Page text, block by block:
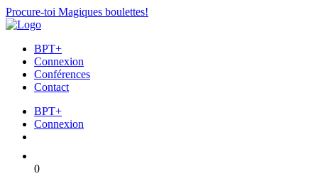
Procure-toi Magiques boulettes!
BPT+
Connexion
Conférences
Contact
BPT+
Connexion
0